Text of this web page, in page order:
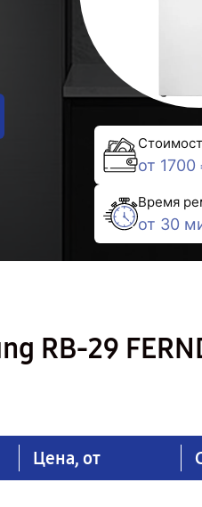
от 1700
Время
от 30
RB-29
Цена, от